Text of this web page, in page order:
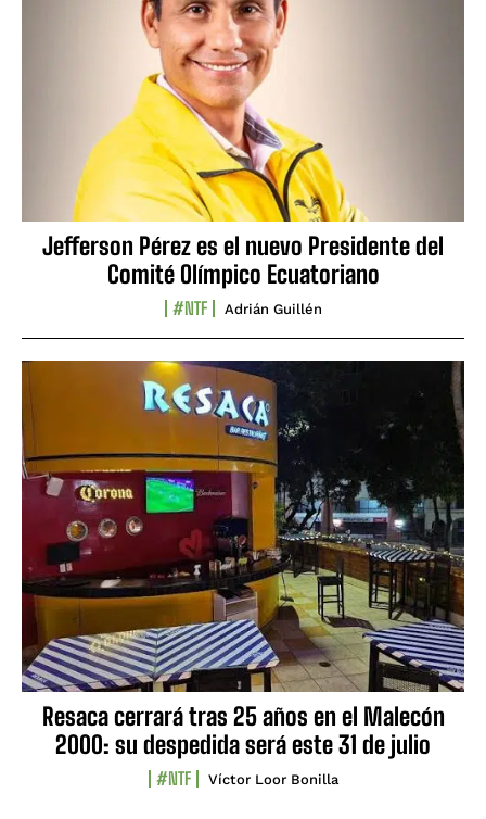
Jefferson Pérez es el nuevo Presidente del
Comité Olímpico Ecuatoriano
#NTF Adrián Guillén
Resaca cerrará tras 25 años en el Malecón
2000: su despedida será este 31 de julio
#NTF Víctor Loor Bonilla